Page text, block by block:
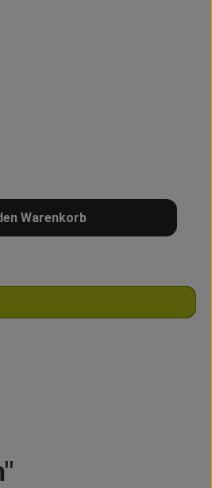
Wert ein oder
Warenkorb